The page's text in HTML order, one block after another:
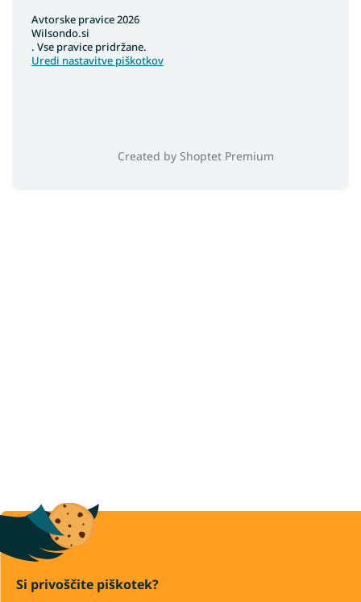
Si privoščite piškotek?
Created by Shoptet Premium
Avtorske pravice 2026
Wilsondo.si
. Vse pravice pridržane.
Uredi nastavitve piškotkov